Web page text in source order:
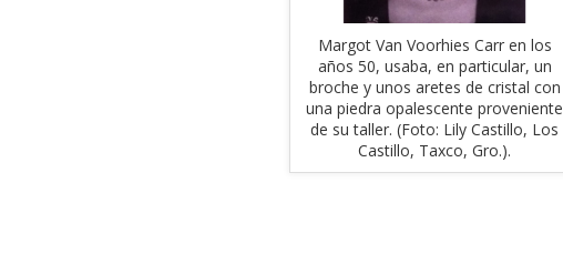
Margot Van Voorhies Carr en los
años 50, usaba, en particular, un
broche y unos aretes de cristal con
una piedra opalescente proveniente
de su taller. (Foto: Lily Castillo, Los
Castillo, Taxco, Gro.).